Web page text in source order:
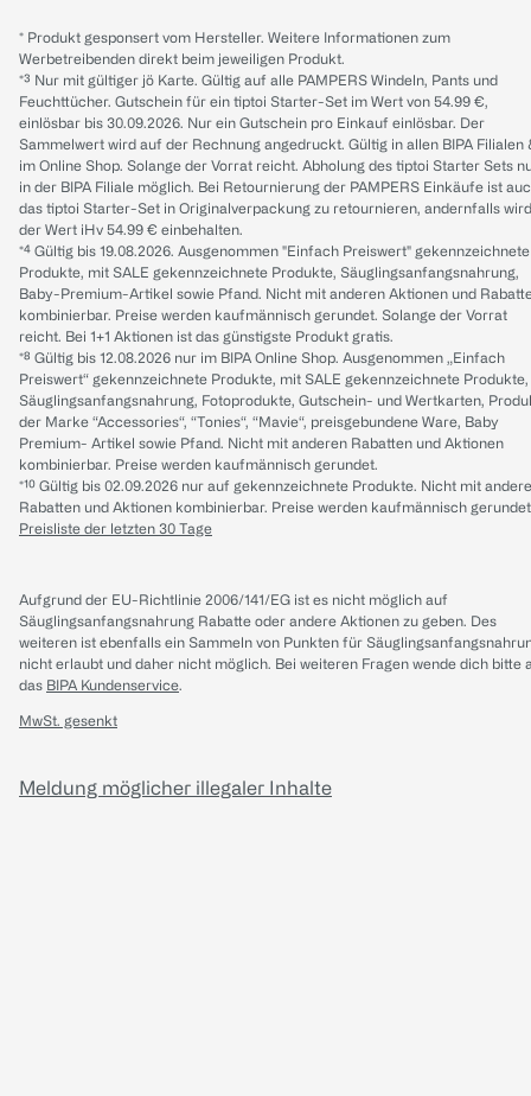
* Produkt gesponsert vom Hersteller. Weitere Informationen zum
Werbetreibenden direkt beim jeweiligen Produkt.
*³ Nur mit gültiger jö Karte. Gültig auf alle PAMPERS Windeln, Pants und
Feuchttücher. Gutschein für ein tiptoi Starter-Set im Wert von 54.99 €,
einlösbar bis 30.09.2026. Nur ein Gutschein pro Einkauf einlösbar. Der
Sammelwert wird auf der Rechnung angedruckt. Gültig in allen BIPA Filialen
im Online Shop. Solange der Vorrat reicht. Abholung des tiptoi Starter Sets
in der BIPA Filiale möglich. Bei Retournierung der PAMPERS Einkäufe ist
das tiptoi Starter-Set in Originalverpackung zu retournieren, andernfalls wird
der Wert iHv 54.99 € einbehalten.
*⁴ Gültig bis 19.08.2026. Ausgenommen "Einfach Preiswert" gekennzeichnete
Produkte, mit SALE gekennzeichnete Produkte, Säuglingsanfangsnahrung,
Baby-Premium-Artikel sowie Pfand. Nicht mit anderen Aktionen und
kombinierbar. Preise werden kaufmännisch gerundet. Solange der Vorrat
reicht. Bei 1+1 Aktionen ist das günstigste Produkt gratis.
*⁸ Gültig bis 12.08.2026 nur im BIPA Online Shop. Ausgenommen „Einfach
Preiswert“ gekennzeichnete Produkte, mit SALE gekennzeichnete Produkte,
Säuglingsanfangsnahrung, Fotoprodukte, Gutschein- und Wertkarten,
der Marke “Accessories“, “Tonies“, “Mavie“, preisgebundene Ware, Baby
Premium- Artikel sowie Pfand. Nicht mit anderen Rabatten und Aktionen
kombinierbar. Preise werden kaufmännisch gerundet.
*¹⁰ Gültig bis 02.09.2026 nur auf gekennzeichnete Produkte. Nicht mit
Rabatten und Aktionen kombinierbar. Preise werden kaufmännisch
Preisliste der letzten 30 Tage
Aufgrund der EU-Richtlinie 2006/141/EG ist es nicht möglich auf
Säuglingsanfangsnahrung Rabatte oder andere Aktionen zu geben. Des
weiteren ist ebenfalls ein Sammeln von Punkten für
nicht erlaubt und daher nicht möglich. Bei weiteren Fragen wende dich bitte
das BIPA Kundenservice.
MwSt. gesenkt
Meldung möglicher illegaler Inhalte